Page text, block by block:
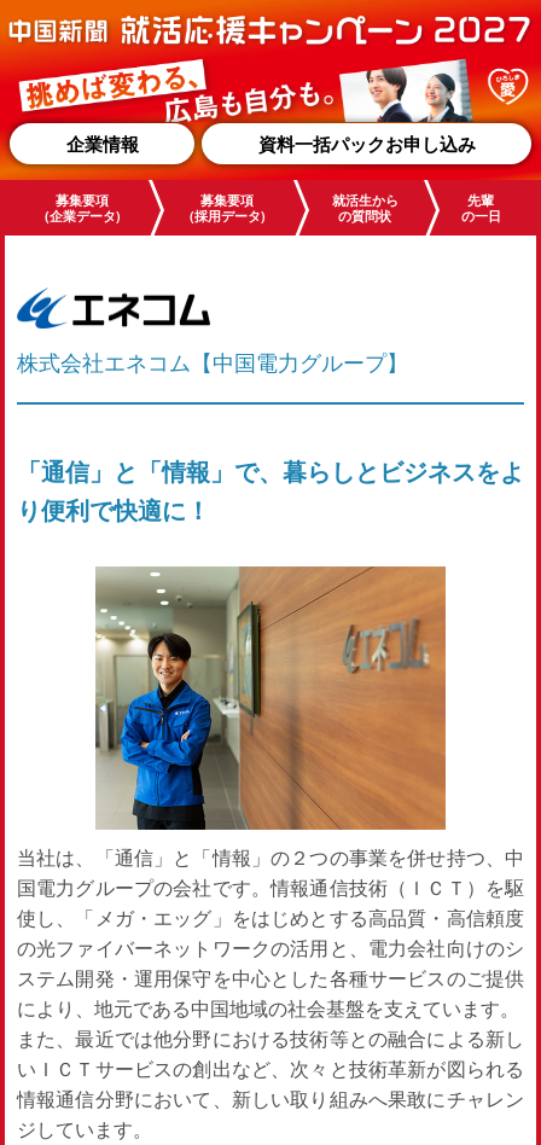
企業情報 資料一括パックお申し込み
募集要項
(企業データ)
募集要項
(採用データ)
就活生から
の質問状
先輩
の一日
株式会社エネコム【中国電力グループ】
「通信」と「情報」で、暮らしとビジネスをよ
り便利で快適に！
当社は、「通信」と「情報」の２つの事業を併せ持つ、中
国電力グループの会社です。情報通信技術（ＩＣＴ）を駆
使し、「メガ・エッグ」をはじめとする高品質・高信頼度
の光ファイバーネットワークの活用と、電力会社向けのシ
ステム開発・運用保守を中心とした各種サービスのご提供
により、地元である中国地域の社会基盤を支えています。
また、最近では他分野における技術等との融合による新し
いＩＣＴサービスの創出など、次々と技術革新が図られる
情報通信分野において、新しい取り組みへ果敢にチャレン
ジしています。